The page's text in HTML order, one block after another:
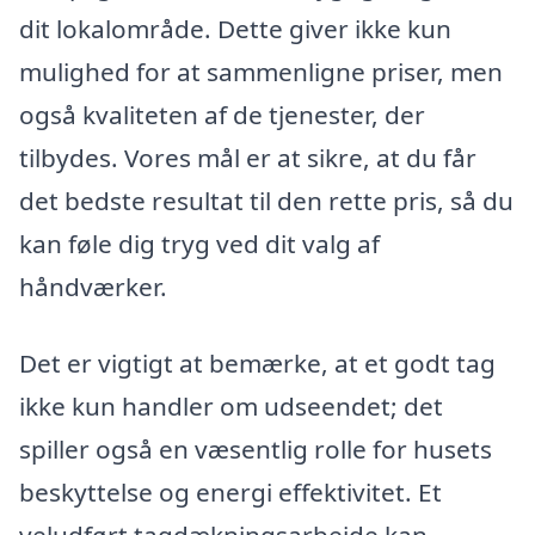
dit lokalområde. Dette giver ikke kun
mulighed for at sammenligne priser, men
også kvaliteten af de tjenester, der
tilbydes. Vores mål er at sikre, at du får
det bedste resultat til den rette pris, så du
kan føle dig tryg ved dit valg af
håndværker.
Det er vigtigt at bemærke, at et godt tag
ikke kun handler om udseendet; det
spiller også en væsentlig rolle for husets
beskyttelse og energi effektivitet. Et